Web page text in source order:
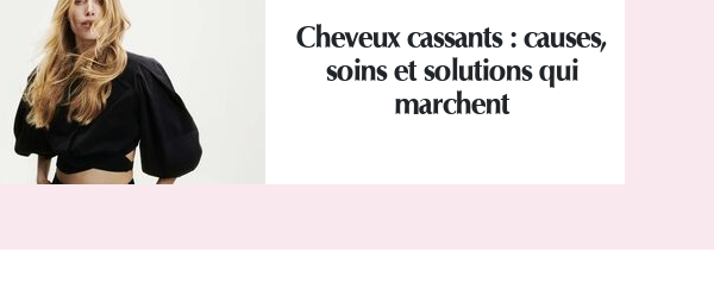
Cheveux cassants : causes,
soins et solutions qui
marchent